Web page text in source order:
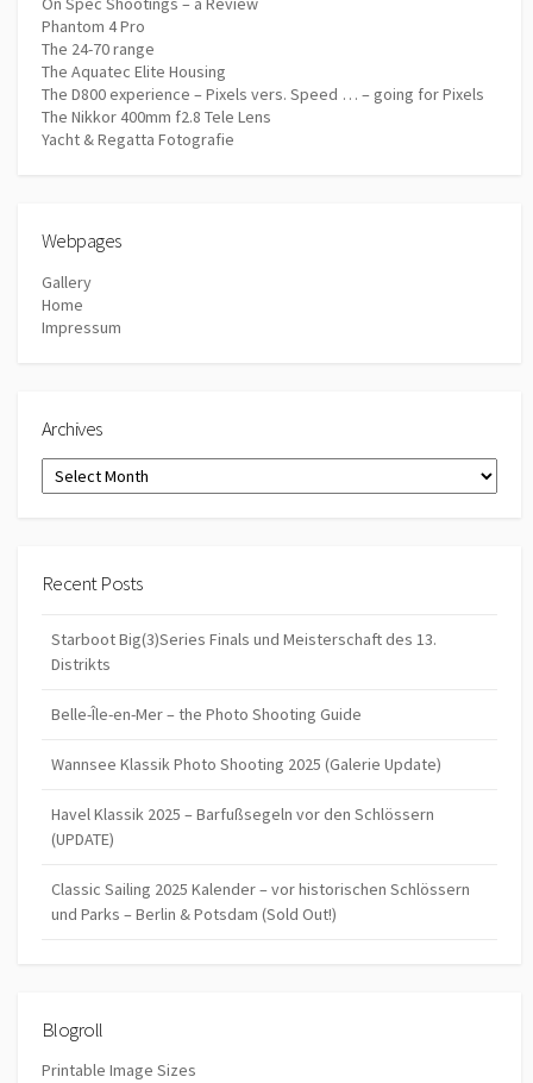
Phantom 4 Pro
The 24-70 range
The Aquatec Elite Housing
The D800 experience – Pixels vers. Speed … – going for Pixels
The Nikkor 400mm f2.8 Tele Lens
Yacht & Regatta Fotografie
Webpages
Gallery
Home
Impressum
Archives
Archives
Recent Posts
Starboot Big(3)Series Finals und Meisterschaft des 13.
Distrikts
Belle-Île-en-Mer – the Photo Shooting Guide
Wannsee Klassik Photo Shooting 2025 (Galerie Update)
Havel Klassik 2025 – Barfußsegeln vor den Schlössern
(UPDATE)
Classic Sailing 2025 Kalender – vor historischen Schlössern
und Parks – Berlin & Potsdam (Sold Out!)
Blogroll
Printable Image Sizes